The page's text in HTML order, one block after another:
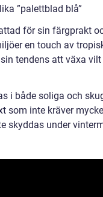
”palettblad blå”
för sin färgprakt
en touch av
tendens att växa
i både soliga och
som inte kräver
skyddas under